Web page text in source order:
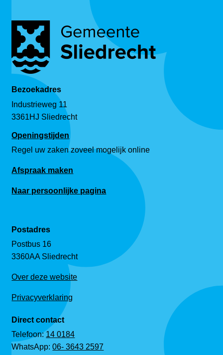
Bezoekadres
Industrieweg 11
3361HJ Sliedrecht
Openingstijden
Regel uw zaken zoveel mogelijk online
Afspraak maken
Naar persoonlijke pagina
Postadres
Postbus 16
3360AA Sliedrecht
Over deze website
Privacyverklaring
Direct contact
Telefoon:14 0184
WhatsApp:06- 3643 2597